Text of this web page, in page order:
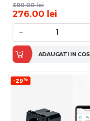
390.00 lei
276.00 lei
−
ADAUGATI IN COS
-29%